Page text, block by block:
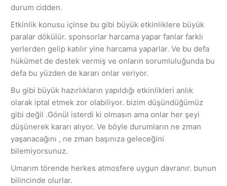
durum cidden.
Etkinlik konusu içinse bu gibi büyük etkinliklere büyük
paralar dökülür. sponsorlar harcama yapar fanlar farklı
yerlerden gelip katılır yine harcama yaparlar. Ve bu defa
hükümet de destek vermiş ve onların sorumluluğunda bu
defa bu yüzden de kararı onlar veriyor.
Bu gibi büyük hazırlıkların yapıldığı etkinlikleri anlık
olarak iptal etmek zor olabiliyor. bizim düşündüğümüz
gibi değil .Gönül isterdi ki olmasın ama onlar her şeyi
düşünerek kararı alıyor. Ve böyle durumların ne zman
yaşanacağını , ne zman başınıza geleceğini
bilemiyorsunuz.
Umarım törende herkes atmosfere uygun davranır. bunun
bilincinde olurlar.